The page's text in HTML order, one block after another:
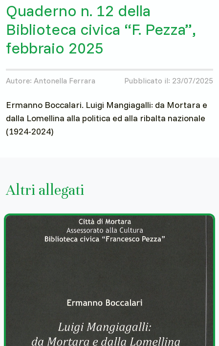
Quaderno n. 12 della
Biblioteca civica “F. Pezza”,
febbraio 2025
Autore: Antonella Ferrara Pubblicato il: 23/07/2025
Ermanno Boccalari. Luigi Mangiagalli: da Mortara e
dalla Lomellina alla politica ed alla ribalta nazionale
(1924-2024)
Altri allegati